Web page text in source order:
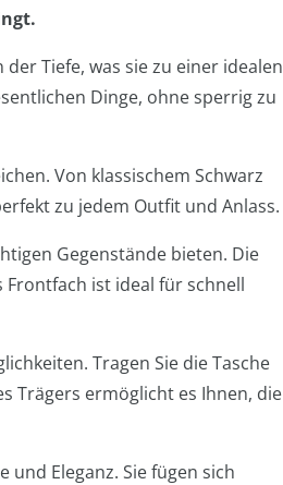
Tiefe, was sie zu einer idealen
Dinge, ohne sperrig zu
Von klassischem Schwarz
zu jedem Outfit und Anlass.
Gegenstände bieten. Die
ist ideal für schnell
Tragen Sie die Tasche
Trägers ermöglicht es Ihnen, die
Eleganz. Sie fügen sich